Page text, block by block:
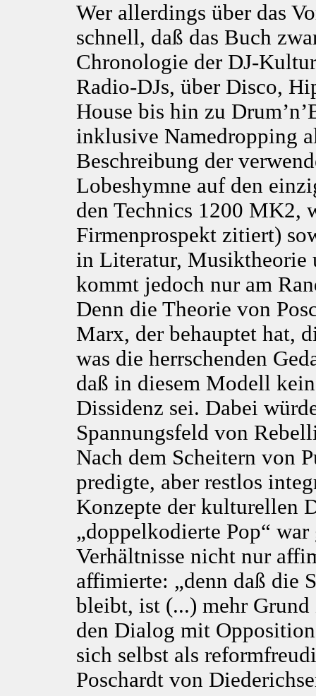
Wer allerdings über das
schnell, daß das Buch
Chronologie der DJ-
Radio-DJs, über Disco,
House bis hin zu
inklusive Namedropping
Beschreibung der
Lobeshymne auf den
den Technics 1200 MK2,
Firmenprospekt zitiert)
in Literatur, Musiktheorie
kommt jedoch nur am
Denn die Theorie von
Marx, der behauptet hat,
was die herrschenden
daß in diesem Modell
Dissidenz sei. Dabei
Spannungsfeld von
Nach dem Scheitern von
predigte, aber restlos
Konzepte der kulturellen
„doppelkodierte Pop“
Verhältnisse nicht nur
affimierte: „denn daß die
bleibt, ist (...) mehr Grund
den Dialog mit
sich selbst als
Poschardt von